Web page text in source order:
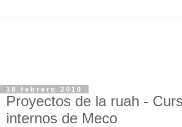
18 febrero 2010
Proyectos de la ruah -
internos de Meco